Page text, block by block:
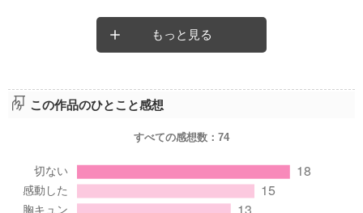
また春霞さんの書かれる物語は、終わりがとても美しく、物語の
素晴らしさが際立っていると感じました。
もっと見る
この作品のひとこと感想
すべての感想数： 74